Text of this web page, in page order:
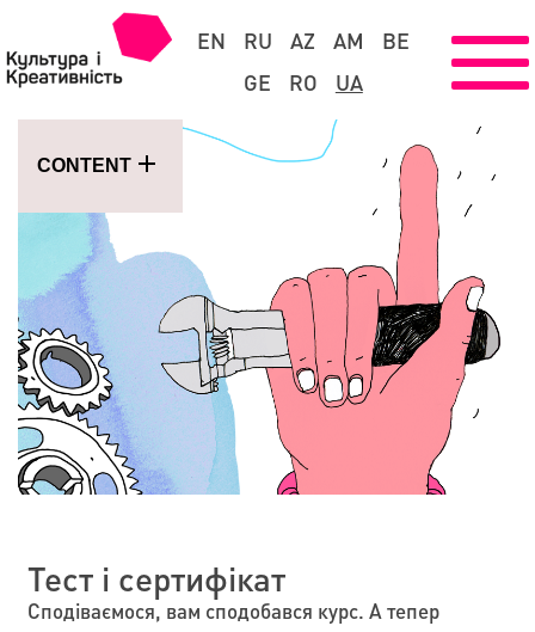
EN RU AZ AM
BE
GE
RO UA
CONTENT
Тест і сертифікат
Сподіваємося, вам сподобався курс. А тепер